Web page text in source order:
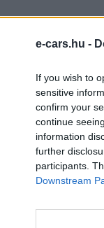
e-cars.hu -
If you wish to
sensitive
confirm your
continue
information
further
participants.
Downstream